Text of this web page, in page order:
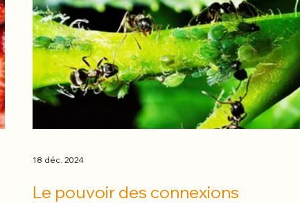
Le pouvoir des connexions
18 déc. 2024